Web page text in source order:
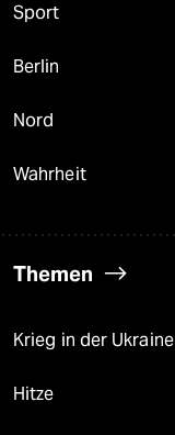
Sport
Berlin
Nord
Wahrheit
Themen
Krieg in der Ukraine
Hitze